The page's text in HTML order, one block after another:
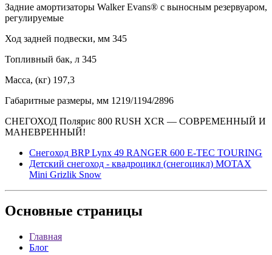
Задние амортизаторы Walker Evans® с выносным резервуаром,
регулируемые
Ход задней подвески, мм 345
Топливный бак, л 345
Масса, (кг) 197,3
Габаритные размеры, мм 1219/1194/2896
СНЕГОХОД Полярис 800 RUSH XCR — СОВРЕМЕННЫЙ И
МАНЕВРЕННЫЙ!
Снегоход BRP Lynx 49 RANGER 600 E-TEC TOURING
Детский снегоход - квадроцикл (снегоцикл) MOTAX
Mini Grizlik Snow
Основные страницы
Главная
Блог